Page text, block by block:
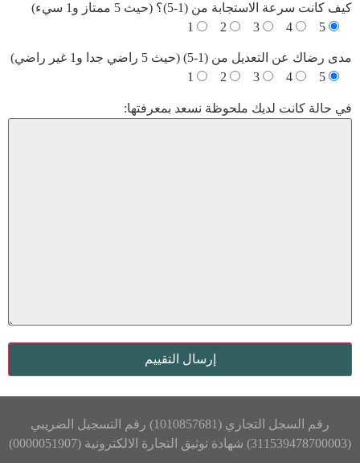
كيف كانت سرعة الاستجابة من (1-5)؟ (حيث 5 ممتاز و1 سيء)
5
4
3
2
1
مدى رضاك عن التعديل من (1-5) (حيث 5 راضي جدا و1 غير راضي)
5
4
3
2
1
في حالة كانت لديك ملحوظة نسعد بمعرفتها:
رقم السجل التجاري (1010857681) رقم التسجيل الضريبي
(311539478700003) شهادة توثيق التجارة الالكترونية (0000051907)